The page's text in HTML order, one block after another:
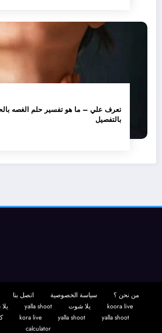
تعرف علي – ما هو تفسير حلم الغصه
بالتفصيل
من نحن ؟ سياسة الخصوصية اتصل بنا
koora live
يلا شوت yalla shoot
yalla shoot
yalla shoot
kora live
calculator